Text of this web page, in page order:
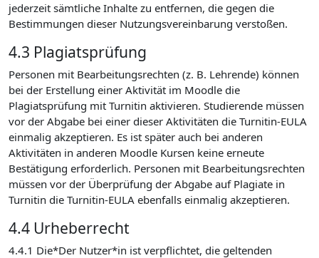
jederzeit sämtliche Inhalte zu entfernen, die gegen die
Bestimmungen dieser Nutzungsvereinbarung verstoßen.
4.3 Plagiatsprüfung
Personen mit Bearbeitungsrechten (z. B. Lehrende) können
bei der Erstellung einer Aktivität im Moodle die
Plagiatsprüfung mit Turnitin aktivieren. Studierende müssen
vor der Abgabe bei einer dieser Aktivitäten die Turnitin-EULA
einmalig akzeptieren. Es ist später auch bei anderen
Aktivitäten in anderen Moodle Kursen keine erneute
Bestätigung erforderlich. Personen mit Bearbeitungsrechten
müssen vor der Überprüfung der Abgabe auf Plagiate in
Turnitin die Turnitin-EULA ebenfalls einmalig akzeptieren.
4.4 Urheberrecht
4.4.1 Die*Der Nutzer*in ist verpflichtet, die geltenden